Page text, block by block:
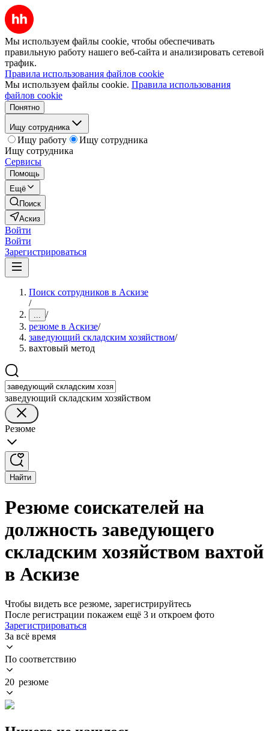
Мы используем файлы cookie, чтобы обеспечивать
правильную работу нашего веб-сайта и анализировать сетевой
трафик.
Правила использования файлов cookie
Мы используем файлы cookie. Правила использования
файлов cookie
Понятно
Ищу сотрудника
Ищу работу
Ищу сотрудника
Ищу сотрудника
Сервисы
Помощь
Ещё
Поиск
Аскиз
Войти
Войти
Зарегистрироваться
Поиск сотрудников в Аскизе
/
... /
резюме в Аскизе/
заведующий складским хозяйством/
вахтовый метод
заведующий складским хозяйством
Резюме
Найти
Резюме соискателей на
должность заведующего
складским хозяйством вахтой
в Аскизе
Чтобы видеть все резюме, зарегистрируйтесь
После регистрации покажем ещё 3 и откроем фото
Зарегистрироваться
За всё время
По соответствию
20 резюме